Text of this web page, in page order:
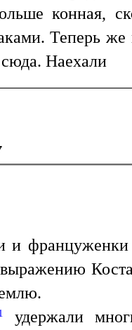
конная,
Теперь же
сюда. Наехали
и
удержали